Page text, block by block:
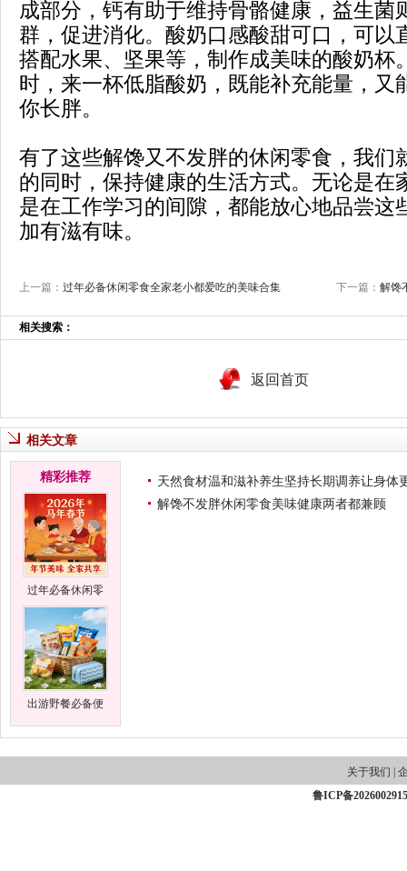
成部分，钙有助于维持骨骼健康，益生菌
群，促进消化。酸奶口感酸甜可口，可以
搭配水果、坚果等，制作成美味的酸奶杯
时，来一杯低脂酸奶，既能补充能量，又
你长胖。
有了这些解馋又不发胖的休闲零食，我们
的同时，保持健康的生活方式。无论是在
是在工作学习的间隙，都能放心地品尝这
加有滋有味。
上一篇： 过年必备休闲零食全家老小都爱吃的美味合集 下一篇： 解馋
相关搜索：
返回首页
相关文章
精彩推荐
过年必备休闲零
食全家老小都爱
吃
出游野餐必备便
携
天然食材温和滋补养生坚持长期调养让身体
解馋不发胖休闲零食美味健康两者都兼顾
关于我们
鲁ICP备